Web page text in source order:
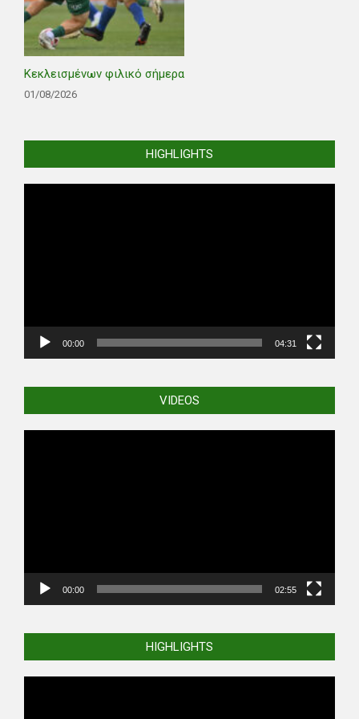
Κεκλεισμένων φιλικό σήμερα
01/08/2026
HIGHLIGHTS
00:00 04:31
VIDEOS
00:00 02:55
HIGHLIGHTS